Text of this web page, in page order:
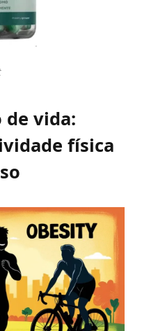
vida:
física